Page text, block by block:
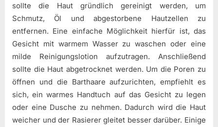
sollte die Haut gründlich gereinigt werden, um
Schmutz, Öl und abgestorbene Hautzellen zu
entfernen. Eine einfache Möglichkeit hierfür ist, das
Gesicht mit warmem Wasser zu waschen oder eine
milde Reinigungslotion aufzutragen. Anschließend
sollte die Haut abgetrocknet werden. Um die Poren zu
öffnen und die Barthaare aufzurichten, empfiehlt es
sich, ein warmes Handtuch auf das Gesicht zu legen
oder eine Dusche zu nehmen. Dadurch wird die Haut
weicher und der Rasierer gleitet besser darüber. Einige